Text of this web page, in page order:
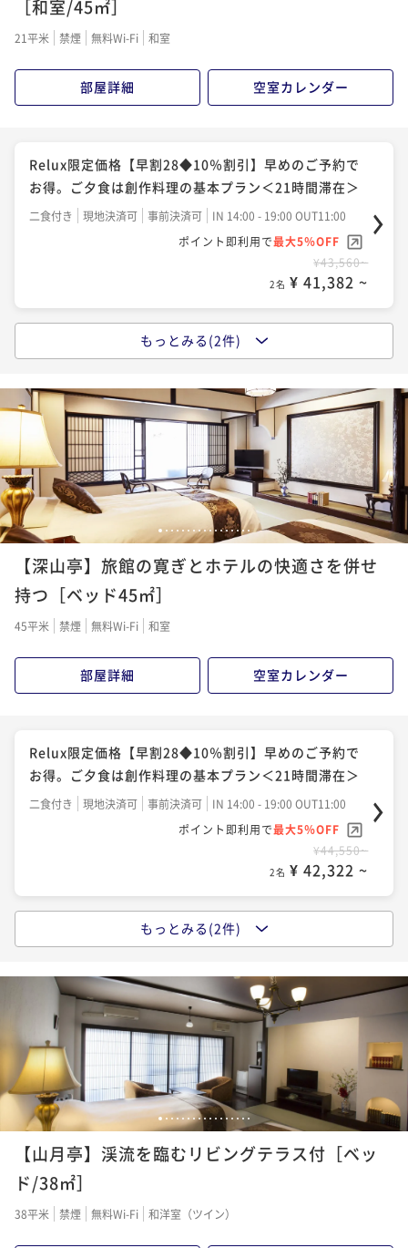
［和室/45㎡］
21平米 禁煙 無料Wi-Fi 和室
部屋詳細 空室カレンダー
Relux限定価格【早割28◆10％割引】早めのご予約で
お得。ご夕食は創作料理の基本プラン＜21時間滞在＞
二食付き 現地決済可 事前決済可
IN 14:00 - 19:00 OUT11:00
ポイント即利用で最大5％OFF
¥43,560~
2名 ¥ 41,382 ~
【シニア限定】寛ぎのシニア割プラン【朝夕個室食＆1
二食付き 現地決済可 事前決済可
IN 14:00 - 18:00 OUT11:00
ポイント即利用で
最大5％OFF
¥46,200~
2名 ¥ 43,890 ~
【朝夕個室食＆無料貸切露天】蓼科 親湯温泉 寛ぎの基
本プラン〈IN14時OUT11時／21時間滞在〉
二食付き 事前決済可
もっとみる(2件)
1 23456 7891011121314151617
【深山亭】旅館の寛ぎとホテルの快適さを併せ
持つ［ベッド45㎡］
45平米 禁煙 無料Wi-Fi 和室
部屋詳細 空室カレンダー
Relux限定価格【早割28◆10％割引】早めのご予約で
お得。ご夕食は創作料理の基本プラン＜21時間滞在＞
二食付き 現地決済可 事前決済可
IN 14:00 - 19:00 OUT11:00
ポイント即利用で最大5％OFF
¥44,550~
2名 ¥ 42,322 ~
【シニア限定】寛ぎのシニア割プラン【朝夕個室食＆1
二食付き 現地決済可 事前決済可
IN 14:00 - 18:00 OUT11:00
ポイント即利用で最大5％OFF
¥ 44,935 ~
【朝夕個室食＆無料貸切露天】蓼科 親湯温泉 寛ぎの基
本プラン〈IN14時OUT11時／21時間滞在〉
二食付き
もっとみる(2件)
123 4 5 6789 1011 1213 14 15 1617
【山月亭】渓流を臨むリビングテラス付［ベッ
ド/38㎡］
38平米 禁煙 無料Wi-Fi 和洋室（ツイン）